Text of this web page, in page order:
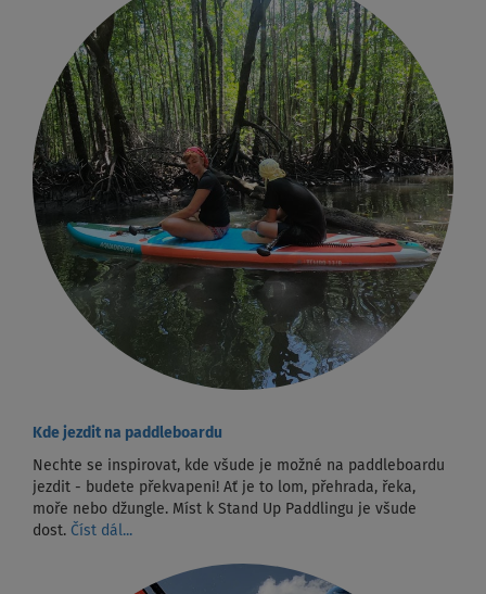
Kde jezdit na paddleboardu
Nechte se inspirovat, kde všude je možné na paddleboardu
jezdit - budete překvapeni! Ať je to lom, přehrada, řeka,
moře nebo džungle. Míst k Stand Up Paddlingu je všude
dost. Číst dál...